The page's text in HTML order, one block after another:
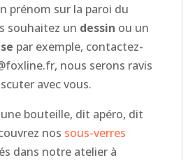
prénom sur la paroi du
souhaitez un dessin ou un
par exemple, contactez-
nous serons ravis
avec vous.
bouteille, dit apéro, dit
nos sous-verres
dans notre atelier à